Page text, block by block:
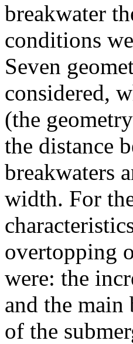
breakwater
conditions
Seven
considered,
(the
the distance
breakwaters
width. For
overtopping
were: the
and the main
of the